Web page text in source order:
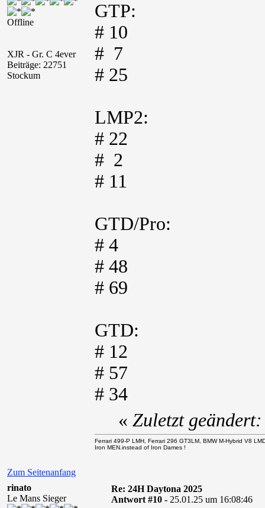
Offline
XJR - Gr. C 4ever
Beiträge: 22751
Stockum
GTP:
# 10
# 7
# 25
LMP2:
# 22
# 2
# 11
GTD/Pro:
# 4
# 48
# 69
GTD:
# 12
# 57
# 34
Zum Seitenanfang
« Zuletzt
Ferrari 499-P LMH, Ferrari 296 GT3LM, BMW M-Hybrid V8
Iron MEN.instead of Iron Dames !
rinato
Le Mans Sieger
Re: 24H Daytona 2025
Antwort #10 - 25.01.25 um 16:08:46